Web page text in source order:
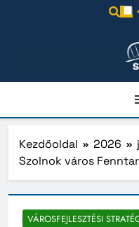
Kezdőoldal 2026
Szolnok város
VÁROSFEJLESZTÉSI